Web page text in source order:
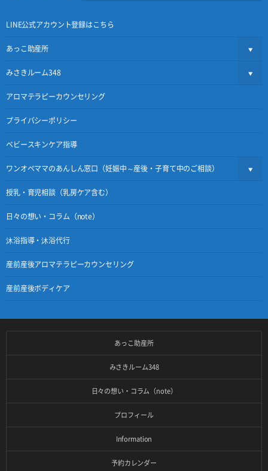
LINE公式アカウント登録はこちら
あっこ助産所
みさきルーム348
アロマテラピーカウンセリング
プライバシーポリシー
ベビースキンケア指導
ワンオペママのあんしん窓口（妊娠中～産後・子育て中のご相談）
授乳・育児相談（乳房ケア含む）
日々の想い・コラム（note）
沐浴指導・沐浴代行
産前産後アロマテラピーカウンセリング
産前産後ボディケア
あっこ助産所
みさきルーム348
日々の想い・コラム（note）
プロフィール
Information
予約カレンダー